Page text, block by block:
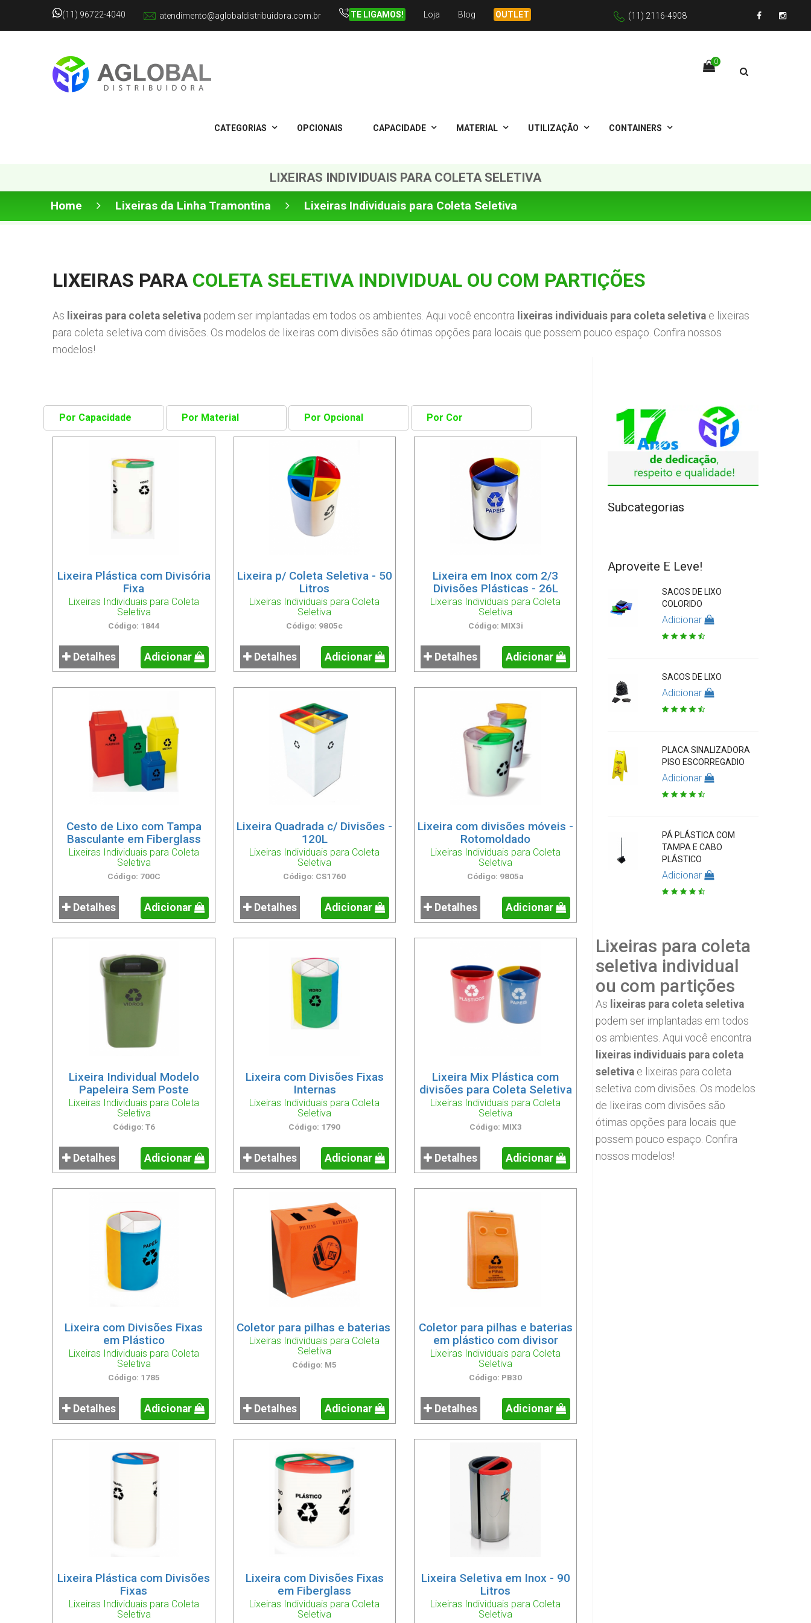
(11) 96722-4040 atendimento@aglobaldistribuidora.com.br TE LIGAMOS! Loja Blog OUTLET (11) 2116-4908
Facebook
0
CATEGORIAS OPCIONAIS CAPACIDADE MATERIAL UTILIZAÇÃO CONTAINERS
LIXEIRAS INDIVIDUAIS PARA COLETA SELETIVA
Home Lixeiras da Linha Tramontina Lixeiras Individuais para Coleta Seletiva
LIXEIRAS PARA COLETA SELETIVA INDIVIDUAL OU COM PARTIÇÕES
As lixeiras para coleta seletiva podem ser implantadas em todos os ambientes. Aqui você encontra lixeiras individuais para coleta seletiva e lixeiras
para coleta seletiva com divisões. Os modelos de lixeiras com divisões são ótimas opções para locais que possem pouco espaço. Confira nossos
modelos!
Lixeira Plástica com Divisória
Fixa
Lixeiras Individuais para Coleta
Seletiva
Código: 1844
Detalhes Adicionar
Lixeira p/ Coleta Seletiva - 50
Litros
Lixeiras Individuais para Coleta
Seletiva
Código: 9805c
Detalhes Adicionar
Lixeira em Inox com 2/3
Divisões Plásticas - 26L
Lixeiras Individuais para Coleta
Seletiva
Código: MIX3i
Detalhes Adicionar
Cesto de Lixo com Tampa
Basculante em Fiberglass
Lixeiras Individuais para Coleta
Seletiva
Código: 700C
Detalhes Adicionar
Lixeira Quadrada c/ Divisões -
120L
Lixeiras Individuais para Coleta
Seletiva
Código: CS1760
Detalhes Adicionar
Lixeira com divisões móveis -
Rotomoldado
Lixeiras Individuais para Coleta
Seletiva
Código: 9805a
Detalhes Adicionar
Lixeira Individual Modelo
Papeleira Sem Poste
Lixeiras Individuais para Coleta
Seletiva
Código: T6
Detalhes Adicionar
Lixeira com Divisões Fixas
Internas
Lixeiras Individuais para Coleta
Seletiva
Código: 1790
Detalhes Adicionar
Lixeira Mix Plástica com
divisões para Coleta Seletiva
Lixeiras Individuais para Coleta
Seletiva
Código: MIX3
Detalhes Adicionar
Lixeira com Divisões Fixas
em Plástico
Lixeiras Individuais para Coleta
Seletiva
Código: 1785
Detalhes Adicionar
Coletor para pilhas e baterias
Lixeiras Individuais para Coleta
Seletiva
Código: M5
Detalhes Adicionar
Coletor para pilhas e baterias
em plástico com divisor
Lixeiras Individuais para Coleta
Seletiva
Código: PB30
Detalhes Adicionar
Lixeira Plástica com Divisões
Fixas
Lixeiras Individuais para Coleta
Seletiva
Lixeira com Divisões Fixas
em Fiberglass
Lixeiras Individuais para Coleta
Seletiva
Lixeira Seletiva em Inox - 90
Litros
Lixeiras Individuais para Coleta
Seletiva
Subcategorias
Aproveite E Leve!
SACOS DE LIXO
COLORIDO
Adicionar
SACOS DE LIXO
Adicionar
PLACA SINALIZADORA
PISO ESCORREGADIO
Adicionar
PÁ PLÁSTICA COM
TAMPA E CABO
PLÁSTICO
Adicionar
Lixeiras para coleta
seletiva individual
ou com partições
As lixeiras para coleta seletiva
podem ser implantadas em todos
os ambientes. Aqui você encontra
lixeiras individuais para coleta
seletiva e lixeiras para coleta
seletiva com divisões. Os modelos
de lixeiras com divisões são
ótimas opções para locais que
possem pouco espaço. Confira
nossos modelos!